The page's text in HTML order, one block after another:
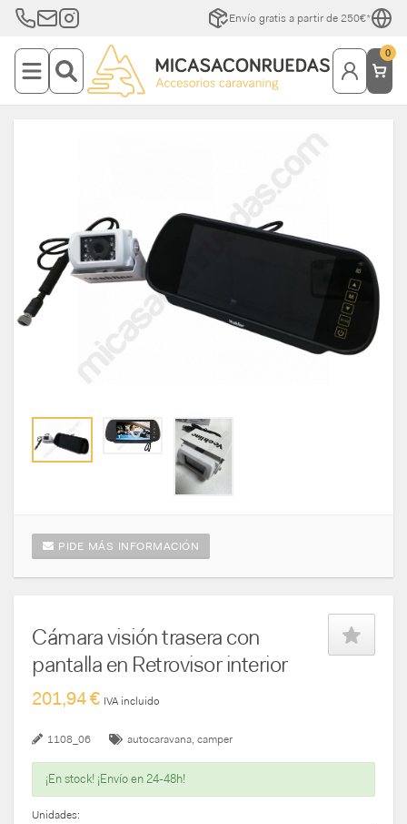
Envío gratis a partir de 250€*
0
PIDE MÁS INFORMACIÓN
Cámara visión trasera con
pantalla en Retrovisor interior
201,94 € IVA incluido
1108_06 autocaravana camper
¡En stock! ¡Envío en 24-48h!
Unidades: